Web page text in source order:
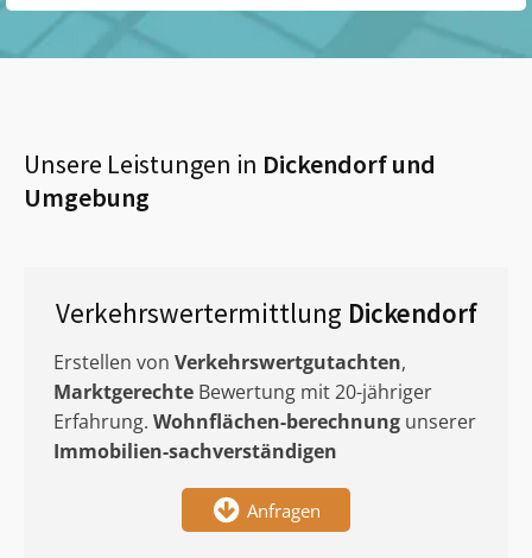
Unsere Leistungen in Dickendorfund
Umgebung
Verkehrswertermittlung Dickendorf
Erstellen von Verkehrswertgutachten,
Marktgerechte Bewertung mit 20-jähriger
Erfahrung. Wohnflächen-berechnung unserer
Immobilien-sachverständigen
Anfragen